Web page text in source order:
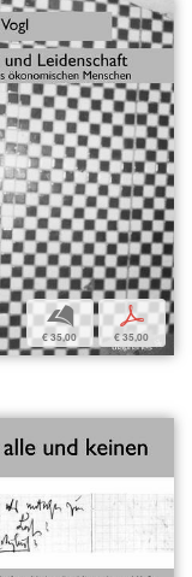
b
€ 35,00
p
€ 35,00